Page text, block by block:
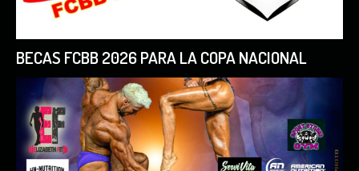
BECAS FCBB 2026 PARA LA COPA NACIONAL